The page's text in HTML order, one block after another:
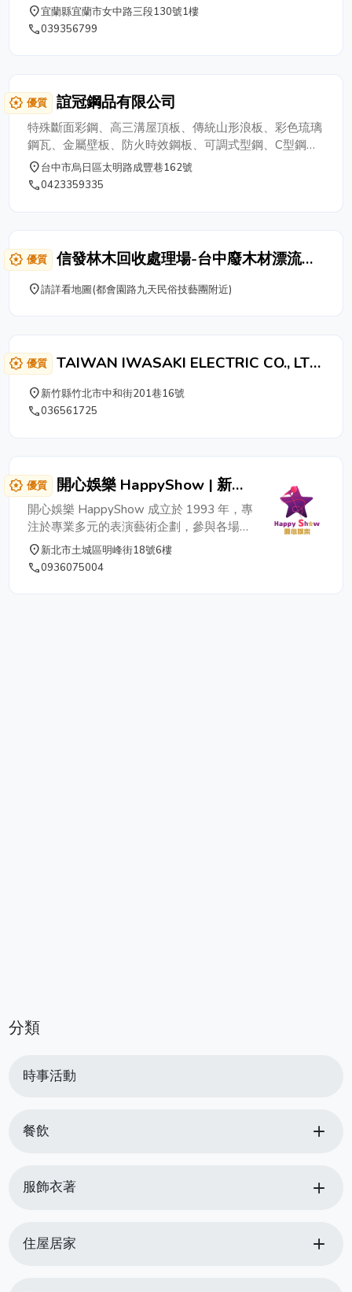
核心地段、鄰近宜蘭女中的【住商不動產-
宜蘭女中加盟店】，隸屬於【同達興房屋仲
客戶提供最安心、最貼心的買賣與租賃服
務。 無論您是首購族、換屋族，或是想投
資土地資產，我們都能量身打造最適合您的
房產方案，協助您穩健成交、安心成家。
☞ 住商網站看物件 地址｜260 宜蘭縣宜蘭
市女中路三段130、132號1樓 專線｜03-
來電或親洽，讓【住商不動產-宜蘭女中加
盟店】成為您在宜蘭最值得信賴的房產夥
伴！
place宜蘭縣宜蘭市女中路三段130號1樓
phone039356799
award_star 優質 誼冠鋼品有限公司
特殊斷面彩鋼、高三溝屋頂板、傳統山形浪板、彩色琉璃
鋼瓦、金屬壁板、防火時效鋼板、可調式型鋼、C型鋼、
樓承鋼板、各式配件...等。營建出各式現代化的企業廠
房，兼具美觀及實用性，深受各方迴響及肯定。
place台中市烏日區太明路成豐巷162號
phone0423359335
award_star 優質
信發林木回收處理場-台中廢木材漂流
木、廢樹枝、樹葉回收處理
place請詳看地圖(都會園路九天民俗技藝團附近)
award_star 優質
TAIWAN IWASAKI ELECTRIC CO., LTD.
台灣岩崎電氣股份有限公司
place新竹縣竹北市中和街201巷16號
phone036561725
award_star 優質
開心娛樂 HappyShow | 新北
活動表演企劃・舞龍舞獅・音
響燈光租借
開心娛樂 HappyShow 成立於 1993 年，專
注於專業多元的表演藝術企劃，參與各場
合，如慶祝活動、商業演出、展場、開幕、
尾牙等。 開心娛樂表演致力於讓每一刻成
place新北市土城區明峰街18號6樓
phone0936075004
分類
時事活動
餐飲 add
服飾衣著 add
住屋居家 add